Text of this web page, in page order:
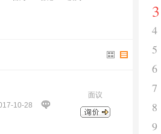
10-28
面议
3
4
5
6
7
8
9